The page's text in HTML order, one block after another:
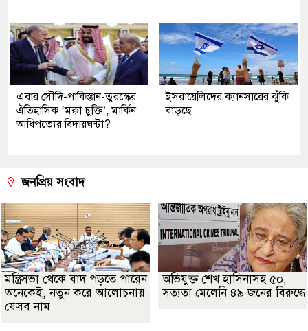
এবার সৌদি-পাকিস্তান-তুরস্কের
ঐতিহাসিক ‘মক্কা চুক্তি’, মার্কিন
আধিপত্যের বিদায়ঘণ্টা?
ইসরায়েলিদের ক্যানসারের ঝুঁকি
বাড়ছে
জনপ্রিয় সংবাদ
মন্ত্রিসভা থেকে বাদ পড়তে পারেন
অনেকেই, নতুন করে আলোচনায়
যেসব নাম
অভিযুক্ত শেখ হাসিনাসহ ৫০,
সত্যতা মেলেনি ৪৯ জনের বিরুদ্ধে